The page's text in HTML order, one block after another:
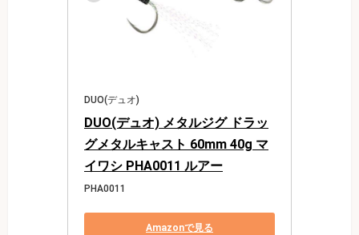
DUO(デュオ)
DUO(デュオ) メタルジグ ドラッ
グメタルキャスト 60mm 40g マ
イワシ PHA0011 ルアー
PHA0011
Amazonで見る